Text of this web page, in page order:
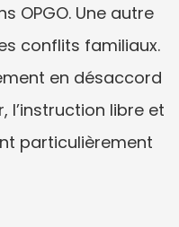
OPGO. Une autre
conflits familiaux.
en désaccord
l’instruction libre et
particulièrement